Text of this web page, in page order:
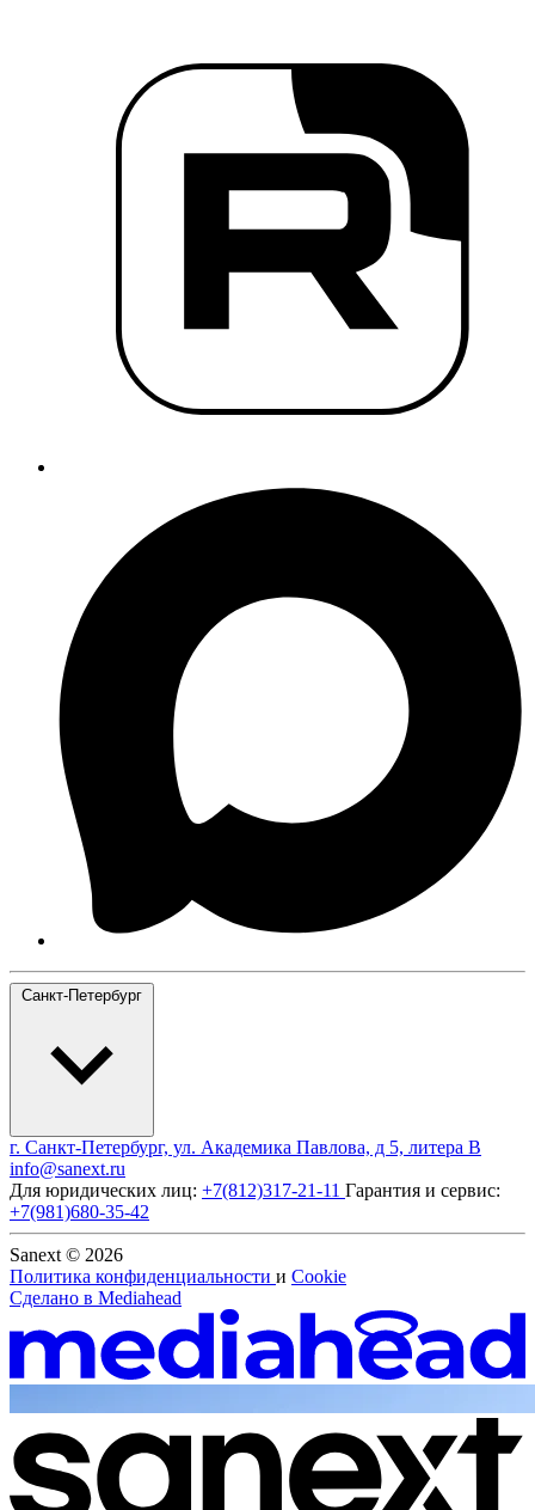
Санкт-Петербург
г. Санкт-Петербург, ул. Академика Павлова, д 5, литера В
info@sanext.ru
Для юридических лиц: +7(812)317-21-11 Гарантия и сервис:
+7(981)680-35-42
Sanext © 2026
Политика конфиденциальности и Cookie
Сделано в Mediahead